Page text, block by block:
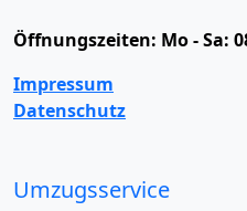
Öffnungszeiten: Mo - Sa:
Impressum
Datenschutz
Umzugsservice